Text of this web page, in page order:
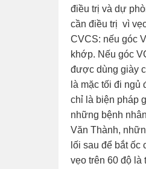
điều trị và dự
cần điều trị vì
CVCS: nếu góc
khớp. Nếu góc
được dùng giày
là mặc tối đi
chỉ là biện pháp
những bệnh
Văn Thành,
lối sau để bắt ốc
vẹo trên 60 độ là